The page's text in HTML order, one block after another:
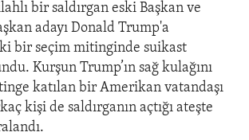
bir saldırgan eski Başkan ve
adayı Donald Trump'a
bir seçim mitinginde suikast
Kurşun Trump’ın sağ kulağını
katılan bir Amerikan vatandaşı
kişi de saldırganın açtığı ateşte